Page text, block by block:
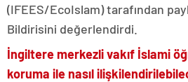
(IFEES/EcoIslam) tarafından
Bildirisini değerlendirdi.
İngiltere merkezli vakıf İslami
koruma ile nasıl